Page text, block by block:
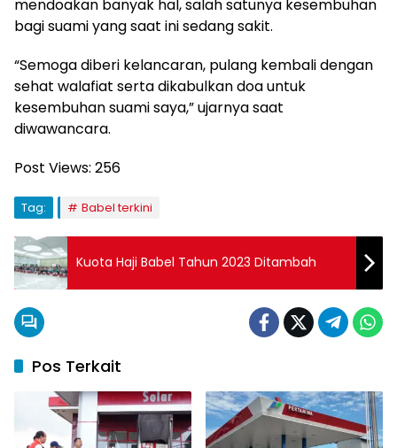
mendoakan banyak hal, salah satunya kesembuhan
bagi suami yang saat ini sedang sakit.
“Semoga diberi kelancaran, pulang kembali dengan
sehat walafiat serta dikabulkan doa untuk
kesembuhan suami saya,” ujarnya saat
diwawancara.
Post Views: 256
Tag: Babel terkini
Kuota Haji Babel Tahun 2023 Ditambah
Pos Terkait